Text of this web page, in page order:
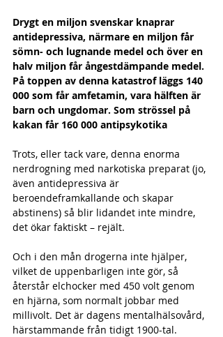
Drygt en miljon svenskar knaprar
antidepressiva, närmare en miljon får
sömn- och lugnande medel och över en
halv miljon får ångestdämpande medel.
På toppen av denna katastrof läggs 140
000 som får amfetamin, vara hälften är
barn och ungdomar. Som strössel på
kakan får 160 000 antipsykotika
Trots, eller tack vare, denna enorma
nerdrogning med narkotiska preparat (jo,
även antidepressiva är
beroendeframkallande och skapar
abstinens) så blir lidandet inte mindre,
det ökar faktiskt – rejält.
Och i den mån drogerna inte hjälper,
vilket de uppenbarligen inte gör, så
återstår elchocker med 450 volt genom
en hjärna, som normalt jobbar med
millivolt. Det är dagens mentalhälsovård,
härstammande från tidigt 1900-tal.